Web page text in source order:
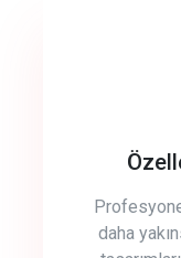
daha